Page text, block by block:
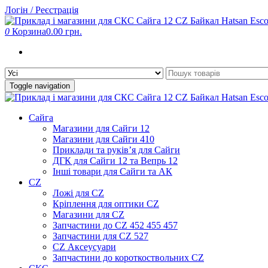
Skip
to
the
Логін / Реєстрація
0 Корзина0.00 грн.
Toggle navigation
Сайга
Магазини для Сайги 12
Магазини для Сайги 410
Приклади та руків’я для Сайги
ДГК для Сайги 12 та Вепрь 12
Інші товари для Сайги та АК
CZ
Ложі для CZ
Кріплення для оптики CZ
Магазини для CZ
Запчастини до CZ 452 455 457
Запчастини для CZ 527
CZ Аксеусуари
Запчастини до короткоствольних CZ